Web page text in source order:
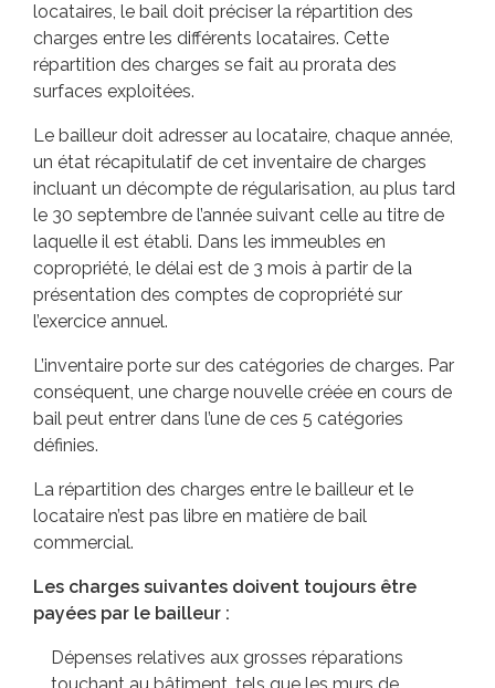
locataires, le bail doit préciser la répartition des
charges entre les différents locataires. Cette
répartition des charges se fait au prorata des
surfaces exploitées.
Le bailleur doit adresser au locataire, chaque année,
un état récapitulatif de cet inventaire de charges
incluant un décompte de régularisation, au plus tard
le 30 septembre de l’année suivant celle au titre de
laquelle il est établi. Dans les immeubles en
copropriété, le délai est de 3 mois à partir de la
présentation des comptes de copropriété sur
l’exercice annuel.
L’inventaire porte sur des catégories de charges. Par
conséquent, une charge nouvelle créée en cours de
bail peut entrer dans l’une de ces 5 catégories
définies.
La répartition des charges entre le bailleur et le
locataire n’est pas libre en matière de bail
commercial.
Les charges suivantes doivent toujours être
payées par le bailleur :
Dépenses relatives aux grosses réparations